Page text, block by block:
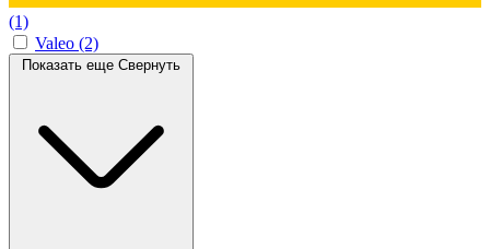
(1)
Valeo (2)
Показать еще Свернуть